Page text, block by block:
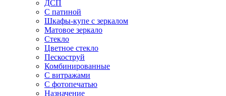
ДСП
С патиной
Шкафы-купе с зеркалом
Матовое зеркало
Стекло
Цветное стекло
Пескоструй
Комбинированные
С витражами
С фотопечатью
Назначение